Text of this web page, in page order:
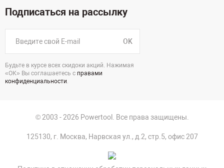
Подписаться на рассылку
OK
Будьте в курсе всех скидоки акций. Нажимая
«ОК» Вы соглашаетесь с правами
конфиденциальности.
© 2003 - 2026 Powertool. Все права защищены.
125130, г. Москва, Нарвская ул., д.2, стр.5, офис 207